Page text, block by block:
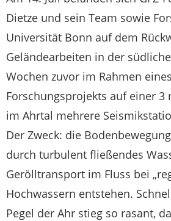
Dietze und sein Team sowie
Universität Bonn auf dem
Geländearbeiten in der
Wochen zuvor im Rahmen eines
Forschungsprojekts auf einer 3
im Ahrtal mehrere
Der Zweck: die
durch turbulent fließendes
Gerölltransport im Fluss bei
Hochwassern entstehen.
Pegel der Ahr stieg so rasant,